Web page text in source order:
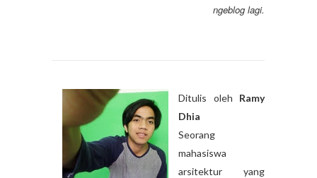
ngeblog lagi.
Ditulis oleh Ramy
Dhia
Seorang
mahasiswa
arsitektur yang